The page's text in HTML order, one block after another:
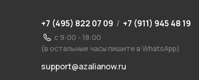
+7 (495) 822 07 09 / +7 (911) 945 48 19
с 9:00 - 18:00
(в остальные часы пишите в WhatsApp)
support@azalianow.ru